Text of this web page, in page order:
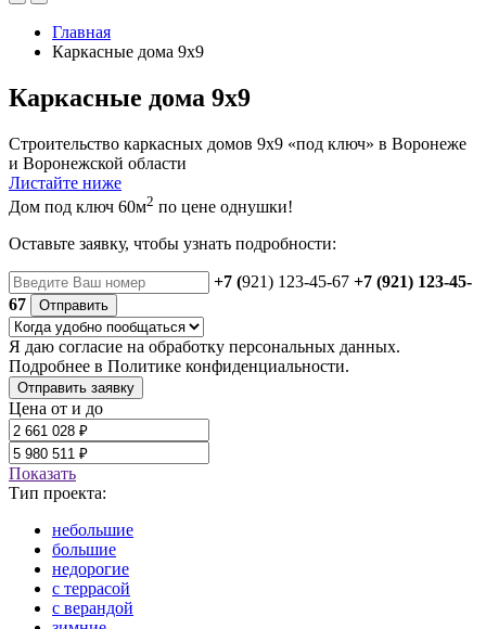
Главная
Каркасные дома 9х9
Каркасные дома 9х9
Строительство каркасных домов 9х9 «под ключ» в Воронеже
и Воронежской области
Листайте ниже
Дом под ключ 60м2 по цене однушки!
Оставьте заявку, чтобы узнать подробности:
+7 (921) 123-45-67 +7 (921) 123-45-
67
Отправить
Я даю согласие на обработку персональных данных.
Подробнее в Политике конфиденциальности.
Отправить заявку
Цена от и до
Показать
Тип проекта:
небольшие
большие
недорогие
с террасой
с верандой